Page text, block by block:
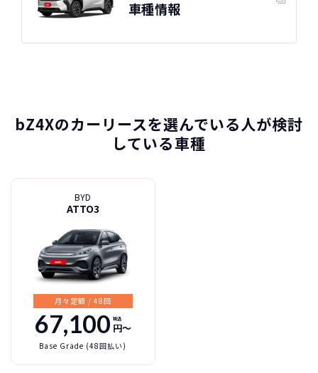
カーリースって結局ローンで
総支払い金額
瞭然！
圧倒的な安さが
だけます。
新車に乗りたいけど、まとまったお金がない。
頭金・ボーナス払い・車検が不要！
月額以外は一切不要の定額料
金
たしかに安いけど、自分のものにならないんで
所有の方がリスクがいっぱい！
3年ごとに新車に
ーライフ
車種情報
bZ4Xのカーリースを選んでいる人が検討
している車種
BYD
ATTO3
月々定額 / 48回
67,100 税込
円〜
Base Grade (48回払い)